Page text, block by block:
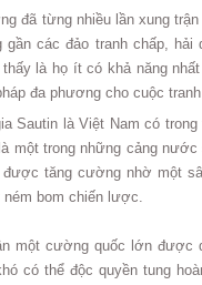
đã từng nhiều lần xung
các đảo tranh chấp, hải
là họ ít có khả năng
đa phương cho cuộc tranh
Sautin là Việt Nam có
một trong những cảng
tăng cường nhờ một
ném bom chiến lược.
một cường quốc lớn
có thể độc quyền tung